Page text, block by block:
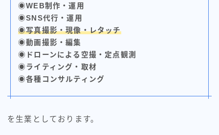
◉WEB制作・運用
◉SNS代行・運用
◉写真撮影・現像・レタッチ
◉動画撮影・編集
◉ドローンによる空撮・定点観測
◉ライティング・取材
◉各種コンサルティング
を生業としております。